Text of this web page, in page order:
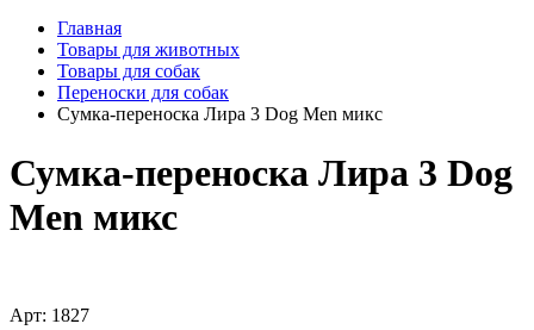
Главная
Товары для животных
Товары для собак
Переноски для собак
Сумка-переноска Лира 3 Dog Men микс
Сумка-переноска Лира 3 Dog
Men микс
Арт: 1827